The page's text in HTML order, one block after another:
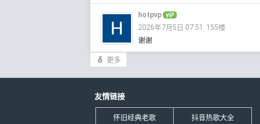
hotpvp
2026年7月5日 07:51
155楼
谢谢
更多
友情链接
怀旧经典老歌 抖音热歌大全